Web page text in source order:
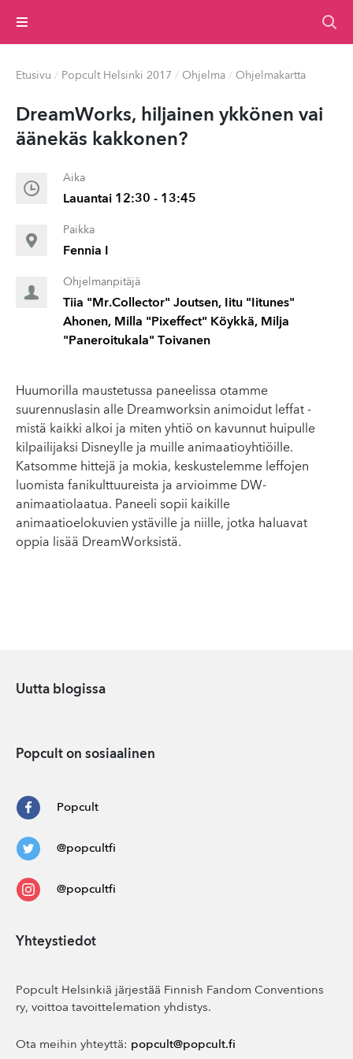
Valikko
Etusivu / Popcult Helsinki 2017 / Ohjelma / Ohjelmakartta
DreamWorks, hiljainen ykkönen vai
äänekäs kakkonen?
Aika
Lauantai 12:30 - 13:45
Paikka
Fennia I
Ohjelmanpitäjä
Tiia "Mr.Collector" Joutsen, Iitu "Iitunes"
Ahonen, Milla "Pixeffect" Köykkä, Milja
"Paneroitukala" Toivanen
Huumorilla maustetussa paneelissa otamme
suurennuslasin alle Dreamworksin animoidut leffat -
mistä kaikki alkoi ja miten yhtiö on kavunnut huipulle
kilpailijaksi Disneylle ja muille animaatioyhtiöille.
Katsomme hittejä ja mokia, keskustelemme leffojen
luomista fanikulttuureista ja arvioimme DW-
animaatiolaatua. Paneeli sopii kaikille
animaatioelokuvien ystäville ja niille, jotka haluavat
oppia lisää DreamWorksistä.
Uutta blogissa
Popcult on sosiaalinen
Popcult
@popcultfi
@popcultfi
Yhteystiedot
Popcult Helsinkiä järjestää Finnish Fandom Conventions
ry, voittoa tavoittelemation yhdistys.
Ota meihin yhteyttä: popcult@popcult.fi